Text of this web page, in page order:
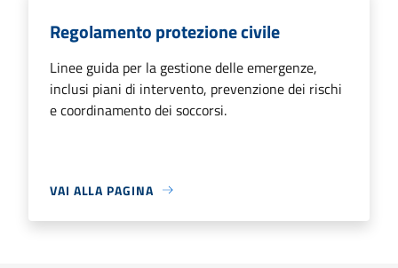
Regolamento protezione civile
Linee guida per la gestione delle emergenze,
inclusi piani di intervento, prevenzione dei rischi
e coordinamento dei soccorsi.
VAI ALLA PAGINA